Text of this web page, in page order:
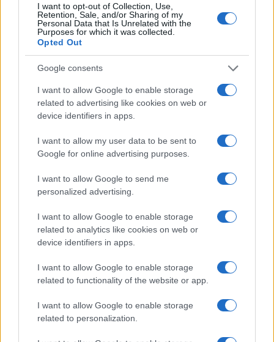
I want to opt-out of Collection, Use,
Retention, Sale, and/or Sharing of my
Personal Data that Is Unrelated with the
Purposes for which it was collected.
Opted Out
Google consents
I want to allow Google to enable storage
related to advertising like cookies on web or
device identifiers in apps.
I want to allow my user data to be sent to
Google for online advertising purposes.
I want to allow Google to send me
personalized advertising.
I want to allow Google to enable storage
related to analytics like cookies on web or
device identifiers in apps.
I want to allow Google to enable storage
related to functionality of the website or app.
I want to allow Google to enable storage
related to personalization.
Addio ad Alessio Gontier, l’uomo che ha rivoluzionato
il biathlon in Valle d’Aosta
Marco Tessari · 5 Ago 2026
DISCIPLINE
Marmotte alpine: linguaggio, adattamenti e impatto